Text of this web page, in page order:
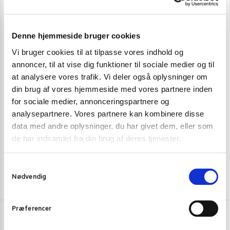
Denne hjemmeside bruger cookies
Vi bruger cookies til at tilpasse vores indhold og
annoncer, til at vise dig funktioner til sociale medier og til
at analysere vores trafik. Vi deler også oplysninger om
din brug af vores hjemmeside med vores partnere inden
for sociale medier, annonceringspartnere og
analysepartnere. Vores partnere kan kombinere disse
data med andre oplysninger, du har givet dem, eller som
de har indsamlet fra din brug af deres tjenester.
Nødvendig
Præferencer
SODAVAND
Hatakosen ramune litchi 200 ml.
22,00kr.
Tilføj til kurv
SODAVAND
Chupa Chups